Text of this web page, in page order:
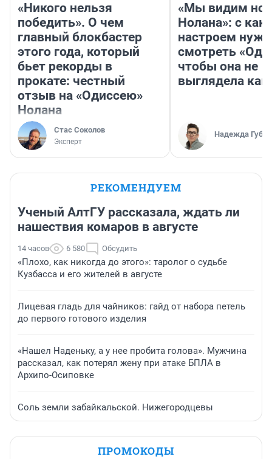
«Никого нельзя
победить». О чем
главный блокбастер
этого года, который
бьет рекорды в
прокате: честный
отзыв на «Одиссею»
Нолана
Стас Соколов
Эксперт
«Мы видим
Нолана»: с
настроем
смотреть
чтобы она не
выглядела как
Надежда
РЕКОМЕНДУЕМ
Ученый АлтГУ рассказала, ждать ли
нашествия комаров в августе
14 часов 6 580 Обсудить
«Плохо, как никогда до этого»: таролог о судьбе
Кузбасса и его жителей в августе
Лицевая гладь для чайников: гайд от набора петель
до первого готового изделия
«Нашел Наденьку, а у нее пробита голова». Мужчина
рассказал, как потерял жену при атаке БПЛА в
Архипо-Осиповке
Соль земли забайкальской. Нижегородцевы
ПРОМОКОДЫ